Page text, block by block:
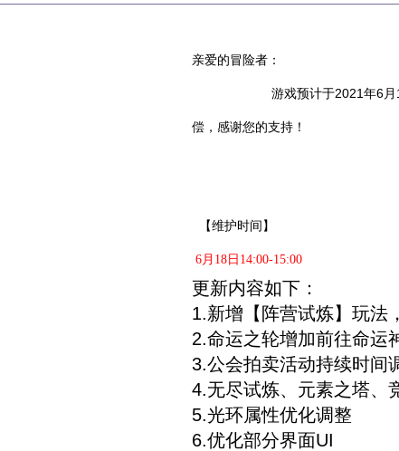
亲爱的冒险者：
游戏预计于2021年6
偿，感谢您的支持！
【维护时间】
6月18日14:00-15:00
更新内容如下：
1.新增【阵营试炼】玩法
2.命运之轮增加前往命运
3.公会拍卖活动持续时间
4.无尽试炼、元素之塔、
5.光环属性优化调整
6.优化部分界面UI